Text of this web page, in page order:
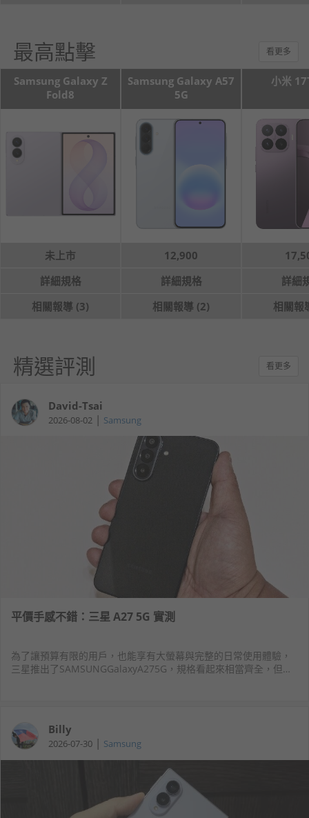
最高點擊 看更多
Samsung Galaxy Z
Fold8
未上市
詳細規格
相關報導 (3)
Samsung Galaxy A57
5G
12,900
詳細規格
相關報導 (2)
小米
詳細
相關報
精選評測 看更多
David-Tsai
2026-08-02 | Samsung
平價手感不錯：三星 A27 5G 實測
為了讓預算有限的用戶，也能享有大螢幕與完整的日常使用體驗，
三星推出了SAMSUNGGalaxyA275G，規格看起來相當齊全，但實
Billy
2026-07-30 | Samsung